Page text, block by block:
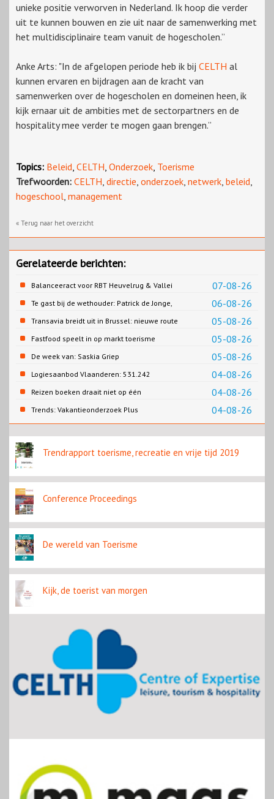
unieke positie verworven in Nederland. Ik hoop die verder
uit te kunnen bouwen en zie uit naar de samenwerking met
het multidisciplinaire team vanuit de hogescholen.”
Anke Arts: "In de afgelopen periode heb ik bij CELTH al
kunnen ervaren en bijdragen aan de kracht van
samenwerken over de hogescholen en domeinen heen, ik
kijk ernaar uit de ambities met de sectorpartners en de
hospitality mee verder te mogen gaan brengen.”
Topics: Beleid, CELTH, Onderzoek, Toerisme
Trefwoorden: CELTH, directie, onderzoek, netwerk, beleid,
hogeschool, management
« Terug naar het overzicht
Gerelateerde berichten:
07-08-26
Balanceeract voor RBT Heuvelrug & Vallei
06-08-26
Te gast bij de wethouder: Patrick de Jonge,
Gemeente Emmen
05-08-26
Transavia breidt uit in Brussel: nieuwe route
naar Porto
05-08-26
Fastfood speelt in op markt toerisme
05-08-26
De week van: Saskia Griep
04-08-26
Logiesaanbod Vlaanderen: 531.242
slaapplaatsen
04-08-26
Reizen boeken draait niet op één
contentbron
04-08-26
Trends: Vakantieonderzoek Plus
Trendrapport toerisme, recreatie en vrije tijd 2019
Conference Proceedings
De wereld van Toerisme
Kijk, de toerist van morgen